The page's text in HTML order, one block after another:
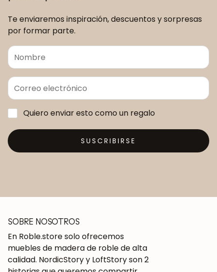
Te enviaremos inspiración, descuentos y sorpresas
por formar parte.
Quiero enviar esto como un regalo
SUSCRIBIRSE
SOBRE NOSOTROS
En Roble.store solo ofrecemos
muebles de madera de roble de alta
calidad. NordicStory y LoftStory son 2